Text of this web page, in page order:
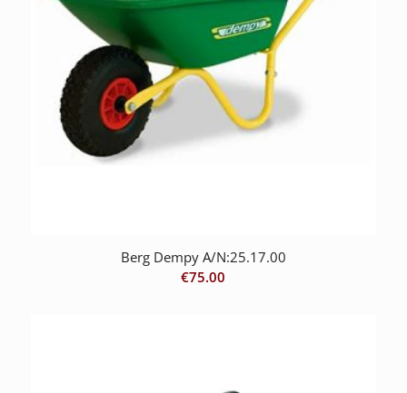
Berg Dempy A/N:25.17.00
€75.00